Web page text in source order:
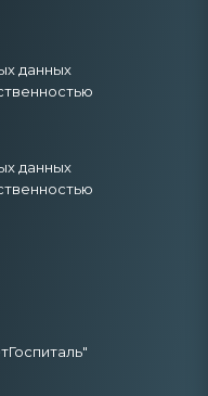
данных
данных